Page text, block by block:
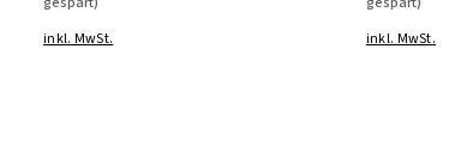
inkl. MwSt.
inkl. MwSt.